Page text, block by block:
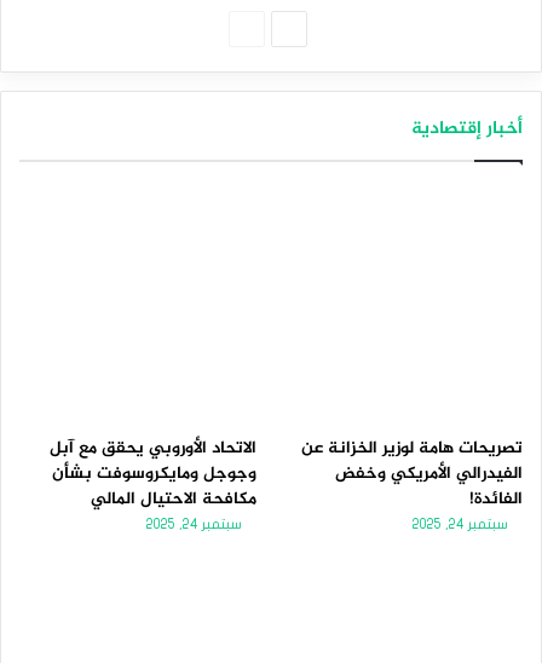
أخبار إقتصادية
تصريحات هامة لوزير الخزانة عن
الفيدرالي الأمريكي وخفض
الفائدة!
سبتمبر 24, 2025
الاتحاد الأوروبي يحقق مع آبل
وجوجل ومايكروسوفت بشأن
مكافحة الاحتيال المالي
سبتمبر 24, 2025